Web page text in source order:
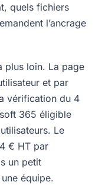
quels fichiers
l’ancrage
plus loin. La page
et par
vérification du 4
365 éligible
Le
€ HT par
un petit
équipe.